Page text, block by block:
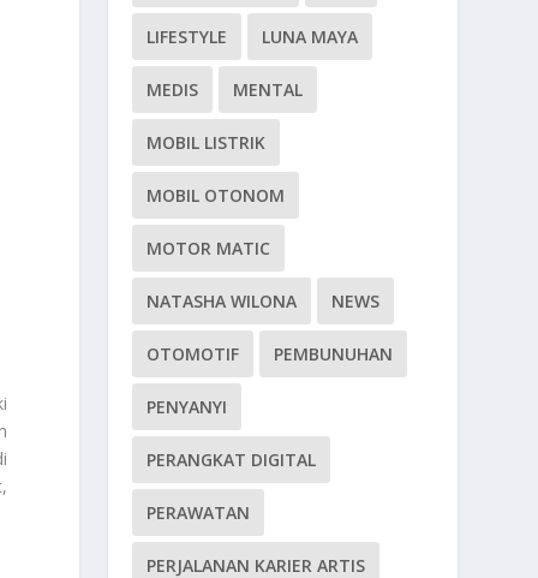
LIFESTYLE LUNA MAYA
MEDIS MENTAL
MOBIL LISTRIK
MOBIL OTONOM
MOTOR MATIC
NATASHA WILONA NEWS
OTOMOTIF PEMBUNUHAN
PENYANYI
PERANGKAT DIGITAL
PERAWATAN
PERJALANAN KARIER ARTIS